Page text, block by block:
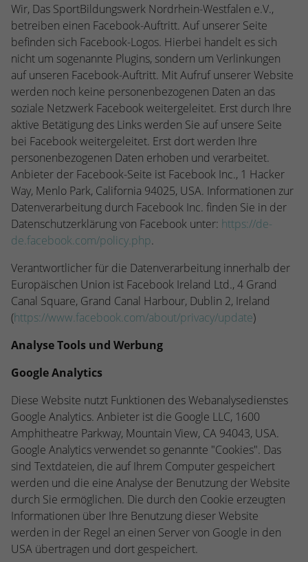
Wir, Das SportBildungswerk Nordrhein-Westfalen e.V.,
betreiben einen Facebook-Auftritt. Auf unserer Seite
befinden sich Facebook-Logos. Hierbei handelt es sich
nicht um sogenannte Plugins, sondern um Verlinkungen
auf unseren Facebook-Auftritt. Mit Aufruf unserer Website
werden noch keine personenbezogenen Daten an das
soziale Netzwerk Facebook weitergeleitet. Erst durch Ihre
aktive Betätigung des Links werden Sie auf unsere Seite
bei Facebook weitergeleitet. Erst dort werden Ihre
personenbezogenen Daten erhoben und verarbeitet.
Anbieter der Facebook-Seite ist Facebook Inc., 1 Hacker
Way, Menlo Park, California 94025, USA. Informationen zur
Datenverarbeitung durch Facebook Inc. finden Sie in der
Datenschutzerklärung von Facebook unter: https://de-
de.facebook.com/policy.php.
Verantwortlicher für die Datenverarbeitung innerhalb der
Europäischen Union ist Facebook Ireland Ltd., 4 Grand
Canal Square, Grand Canal Harbour, Dublin 2, Ireland
(https://www.facebook.com/about/privacy/update)
Analyse Tools und Werbung
Google Analytics
Diese Website nutzt Funktionen des Webanalysedienstes
Google Analytics. Anbieter ist die Google LLC, 1600
Amphitheatre Parkway, Mountain View, CA 94043, USA.
Google Analytics verwendet so genannte "Cookies". Das
sind Textdateien, die auf Ihrem Computer gespeichert
werden und die eine Analyse der Benutzung der Website
durch Sie ermöglichen. Die durch den Cookie erzeugten
Informationen über Ihre Benutzung dieser Website
werden in der Regel an einen Server von Google in den
USA übertragen und dort gespeichert.